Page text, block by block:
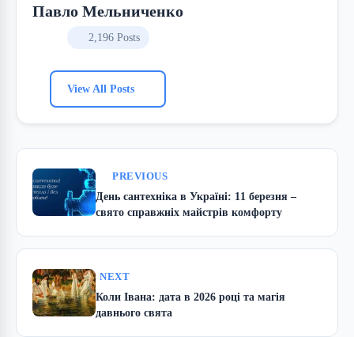
Павло Мельниченко
2,196 Posts
View All Posts
PREVIOUS
День сантехніка в Україні: 11 березня –
свято справжніх майстрів комфорту
NEXT
Коли Івана: дата в 2026 році та магія
давнього свята